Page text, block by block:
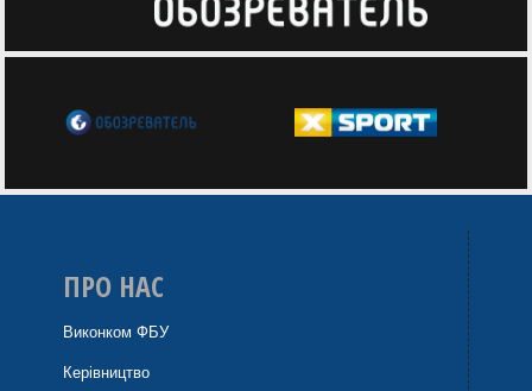
ПРО НАС
Виконком ФБУ
Керівництво